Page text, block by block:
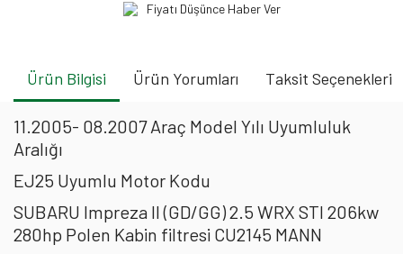
Fiyatı Düşünce Haber Ver
Ürün Bilgisi Ürün Yorumları Taksit Seçenekleri
11.2005- 08.2007 Araç Model Yılı Uyumluluk
Aralığı
EJ25 Uyumlu Motor Kodu
SUBARU Impreza II (GD/GG) 2.5 WRX STI 206kw
280hp Polen Kabin filtresi CU2145 MANN